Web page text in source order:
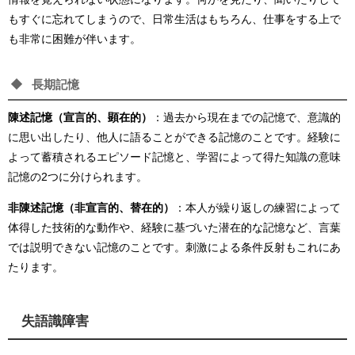
もすぐに忘れてしまうので、日常生活はもちろん、仕事をする上で
も非常に困難が伴います。
長期記憶
陳述記憶（宣言的、顕在的）
：過去から現在までの記憶で、意識的
に思い出したり、他人に語ることができる記憶のことです。経験に
よって蓄積されるエピソード記憶と、学習によって得た知識の意味
記憶の2つに分けられます。
非陳述記憶（非宣言的、替在的）
：本人が繰り返しの練習によって
体得した技術的な動作や、経験に基づいた潜在的な記憶など、言葉
では説明できない記憶のことです。刺激による条件反射もこれにあ
たります。
失語識障害